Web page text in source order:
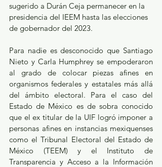
sugerido a Durán Ceja permanecer en la
presidencia del IEEM hasta las elecciones
de gobernador del 2023.
Para nadie es desconocido que Santiago
Nieto y Carla Humphrey se empoderaron
al grado de colocar piezas afines en
organismos federales y estatales más allá
del ámbito electoral. Para el caso del
Estado de México es de sobra conocido
que el ex titular de la UIF logró imponer a
personas afines en instancias mexiquenses
como el Tribunal Electoral del Estado de
México (TEEM) y el Instituto de
Transparencia y Acceso a la Información